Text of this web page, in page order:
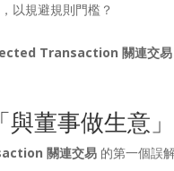
以規避規則門檻？
Transaction 關連交易
與董事做生意
關連交易 的第一個誤